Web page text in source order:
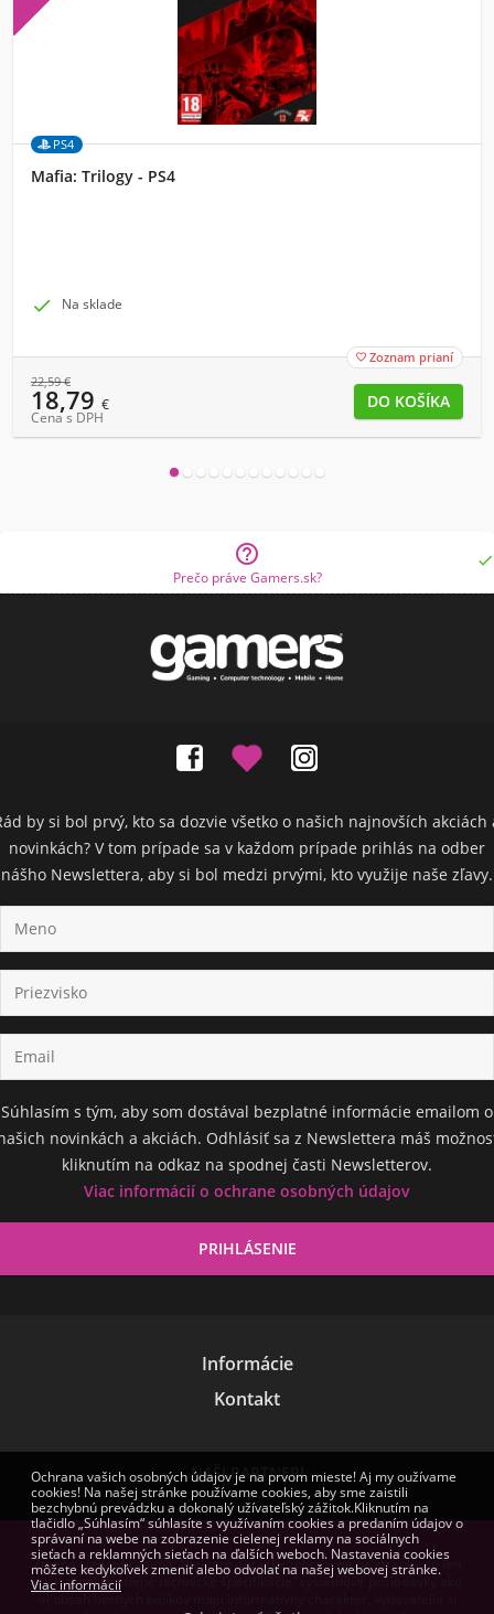
PS4
Mafia: Trilogy - PS4
 Na sklade
 Zoznam prianí
22,59€
18,79 €
Cena s DPH

Prečo práve Gamers.sk?

by si bol prvý, kto sa dozvie všetko o našich najnovších akciách
novinkách? V tom prípade sa v každom prípade prihlás na odber
nášho Newslettera, aby si bol medzi prvými, kto využije naše zľavy.
Súhlasím s tým, aby som dostával bezplatné informácie emailom o
novinkách a akciách. Odhlásiť sa z Newslettera máš
kliknutím na odkaz na spodnej časti Newsletterov.
Viac informácií o ochrane osobných údajov
Informácie
Kontakt
NAŠI PARTNERI
Zmena cien vyhradená. Niektoré obrázky zobrazené na stránke sú len
ilustračné. Uvedené technické špecifikácie, systémové požiadavky ako
Ochrana vašich osobných údajov je na prvom mieste! Aj my oužívame
cookies! Na našej stránke používame cookies, aby sme zaistili
bezchybnú prevádzku a dokonalý užívateľský zážitok.Kliknutím na
tlačidlo „Súhlasím“ súhlasíte s využívaním cookies a predaním údajov o
správaní na webe na zobrazenie cielenej reklamy na sociálnych
sieťach a reklamných sieťach na ďalších weboch. Nastavenia cookies
môžete kedykoľvek zmeniť alebo odvolať na našej webovej stránke.
Viac informácií